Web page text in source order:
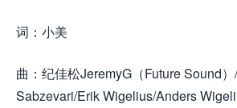
词：小美
曲：纪佳松JeremyG（Future Sound
Sabzevari/Erik Wigelius/Anders